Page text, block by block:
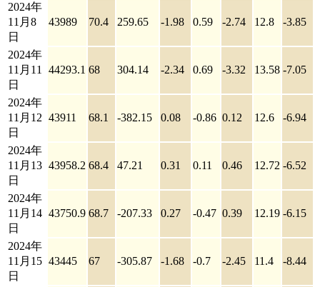
2024年
11月8
日
43989 70.4 259.65 -1.98 0.59 -2.74 12.8 -3.85
2024年
11月11
日
44293.1 68 304.14 -2.34 0.69 -3.32 13.58 -7.05
2024年
11月12
日
43911 68.1 -382.15 0.08 -0.86 0.12 12.6 -6.94
2024年
11月13
日
43958.2 68.4 47.21 0.31 0.11 0.46 12.72 -6.52
2024年
11月14
日
43750.9 68.7 -207.33 0.27 -0.47 0.39 12.19 -6.15
2024年
11月15
日
43445 67 -305.87 -1.68 -0.7 -2.45 11.4 -8.44